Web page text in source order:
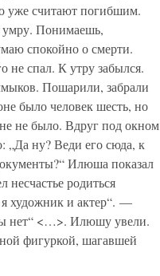
уже считают погибшим.
умру. Понимаешь,
спокойно о смерти.
не спал. К утру забылся.
Пошарили, забрали
было человек шесть, но
не было. Вдруг под окном
„Да ну? Веди его сюда, к
Илюша показал
родиться
художник и актер“. —
нет“ <…>. Илюшу увели.
фигуркой, шагавшей